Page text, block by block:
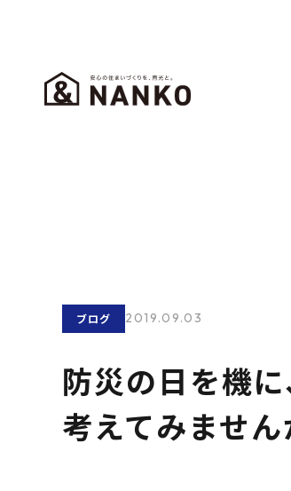
ブログ 2019.09.03
防災の日を機
考えてみません